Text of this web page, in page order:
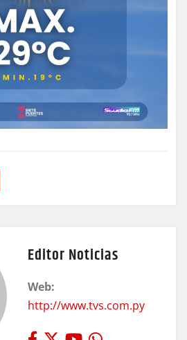
Editor Noticias
Web:
http://www.tvs.com.py